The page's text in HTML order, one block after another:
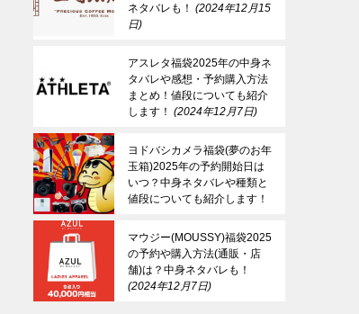
ネタバレも！
2024年12月15
日
アスレタ福袋2025年の中身ネ
タバレや感想・予約購入方法
まとめ！値段についても紹介
します！
2024年12月7日
ヨドバシカメラ福袋(夢のお年
玉箱)2025年の予約開始日は
いつ？中身ネタバレや種類と
値段についても紹介します！
マウジー(MOUSSY)福袋2025
の予約や購入方法(通販・店
舗)は？中身ネタバレも！
2024年12月7日